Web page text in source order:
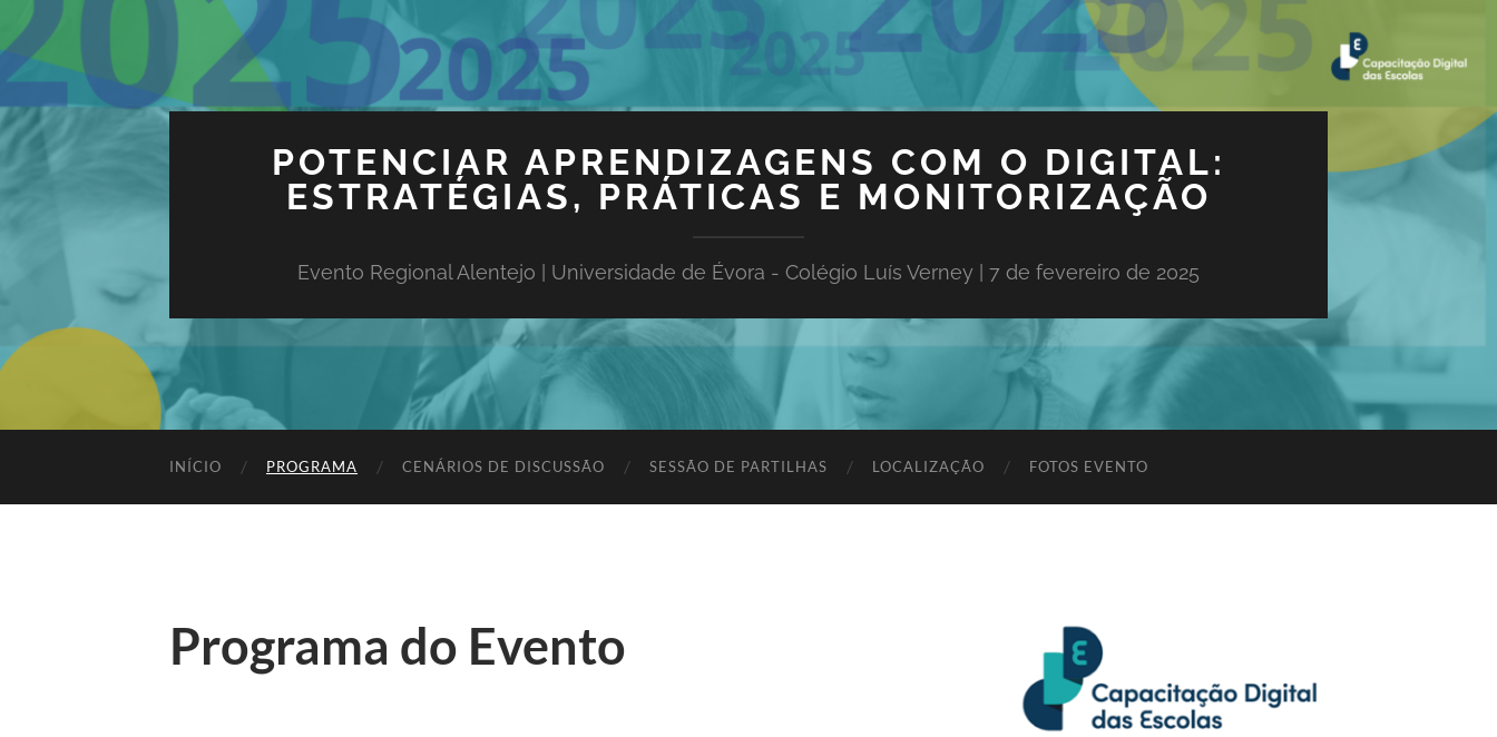
POTENCIAR APRENDIZAGENS COM O DIGITAL:
ESTRATÉGIAS, PRÁTICAS E MONITORIZAÇÃO
Evento Regional Alentejo | Universidade de Évora - Colégio Luís Verney | 7 de fevereiro de 2025
INÍCIO PROGRAMA CENÁRIOS DE DISCUSSÃO SESSÃO DE PARTILHAS LOCALIZAÇÃO FOTOS EVENTO
Programa do Evento